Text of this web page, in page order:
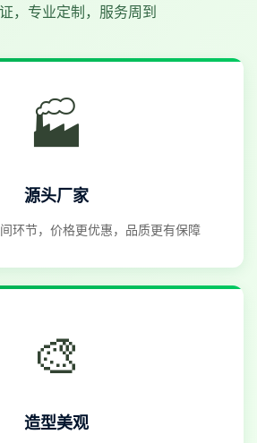
，专业定制，服务周到
🏭
源头厂家
环节，价格更优惠，品质更有保障
🎨
造型美观